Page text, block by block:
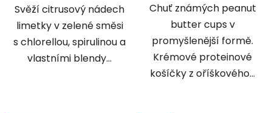
Svěží citrusový nádech
limetky v zelené směsi
s chlorellou, spirulinou a
vlastními blendy...
Chuť známých peanut
butter cups v
promyšlenější formě.
Krémové proteinové
košíčky z oříškového...